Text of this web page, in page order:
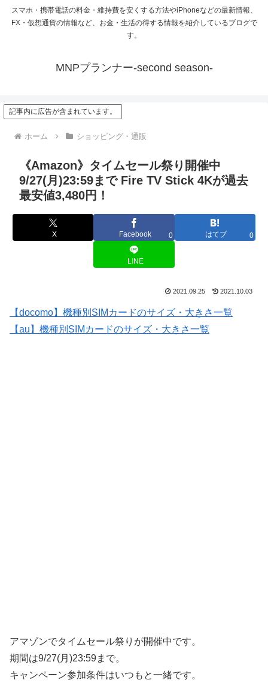
スマホ・携帯電話の料金・維持費を安くする方法やiPhoneなどの最新情報、
FX・仮想通貨の情報など、お金・生活の得する情報を紹介しているブログで
す。
MNPプランナー-second season-
記事内に広告が含まれています。
ホーム ショッピング・通販
《Amazon》タイムセール祭り開催中
9/27(月)23:59まで Fire TV Stick 4Kが過去
最安値3,480円！
X Facebook 0 はてブ 0
LINE
2021.09.25 2021.10.03
【docomo】機種別SIMカードのサイズ・大きさ一覧
【au】機種別SIMカードのサイズ・大きさ一覧
アマゾンでタイムセール祭りが開催中です。
期間は9/27(月)23:59まで。
キャンペーン参加条件はいつもと一緒です。